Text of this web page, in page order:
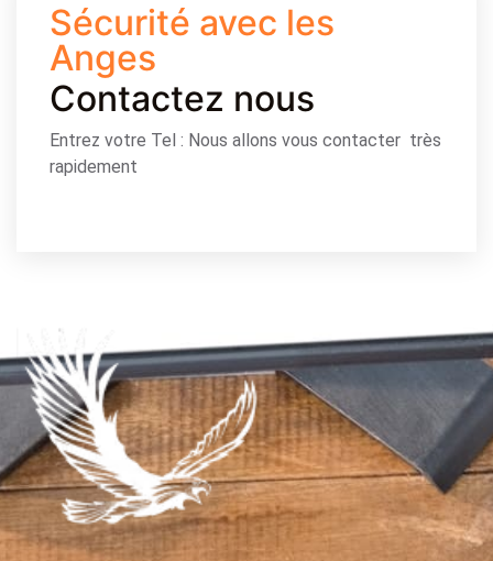
Sécurité avec les
Anges
Contactez nous
Entrez votre Tel : Nous allons vous contacter très
rapidement